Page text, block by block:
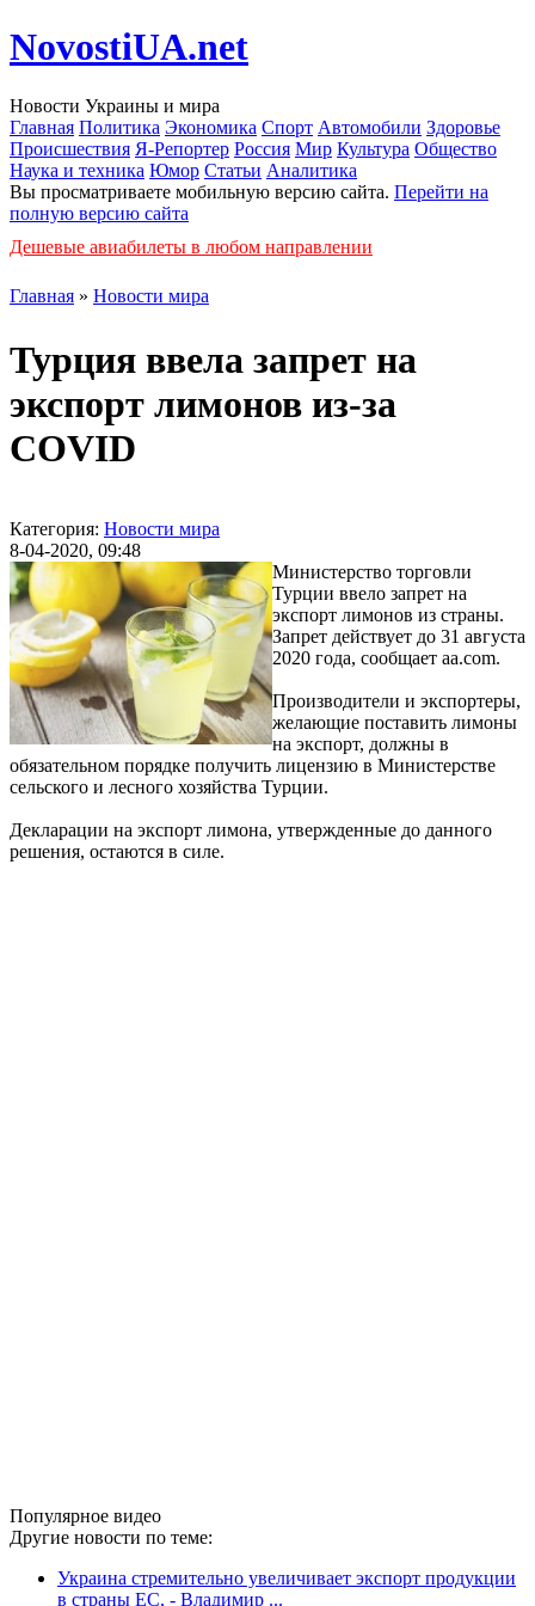
NovostiUA.net
Новости Украины и мира
Главная Политика Экономика Спорт Автомобили Здоровье
Происшествия Я-Репортер Россия Мир Культура Общество
Наука и техника Юмор Статьи Аналитика
Вы просматриваете мобильную версию сайта. Перейти на
полную версию сайта
Дешевые авиабилеты в любом направлении
Главная » Новости мира
Турция ввела запрет на
экспорт лимонов из-за
COVID
Категория: Новости мира
8-04-2020, 09:48
Министерство торговли
Турции ввело запрет на
экспорт лимонов из страны.
Запрет действует до 31 августа
2020 года, сообщает aa.com.
Производители и экспортеры,
желающие поставить лимоны
на экспорт, должны в
обязательном порядке получить лицензию в Министерстве
сельского и лесного хозяйства Турции.
Декларации на экспорт лимона, утвержденные до данного
решения, остаются в силе.
Популярное видео
Другие новости по теме:
Украина стремительно увеличивает экспорт продукции
в страны ЕС, - Владимир ...